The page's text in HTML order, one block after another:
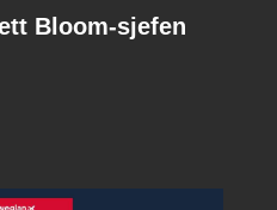
Bloom-sjefen